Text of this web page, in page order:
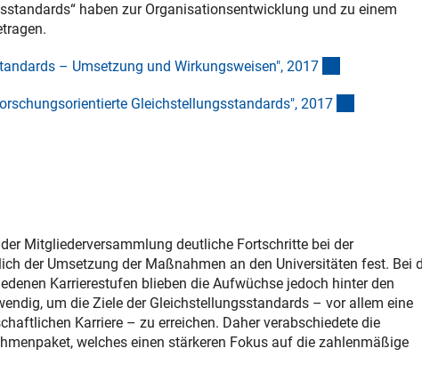
haben zur Organisationsentwicklung und zu einem
– Umsetzung und Wirkungsweisen", 201 7
Gleichstellungsstandards", 201 7
Mitgliederversammlung deutliche Fortschritte bei der
der Umsetzung der Maßnahmen an den Universitäten fest. Bei
Karrierestufen blieben die Aufwüchse jedoch hinter den
um die Ziele der Gleichstellungsstandards – vor allem eine
Karriere – zu erreichen. Daher verabschiedete die
welches einen stärkeren Fokus auf die zahlenmäßige